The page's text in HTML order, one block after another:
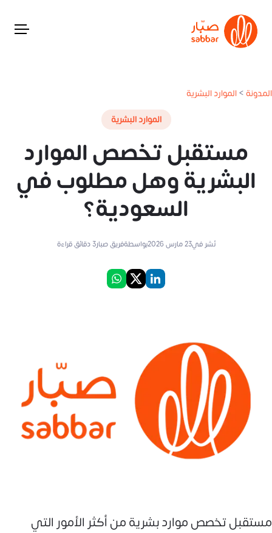
المدونة>الموارد البشرية
الموارد البشرية
مستقبل تخصص الموارد
البشرية وهل مطلوب في
السعودية؟
نُشر في23 مارس 2026 بواسطةفريق صبار3دقائق قراءة
مستقبل تخصص موارد بشرية من أكثر الأمور التي